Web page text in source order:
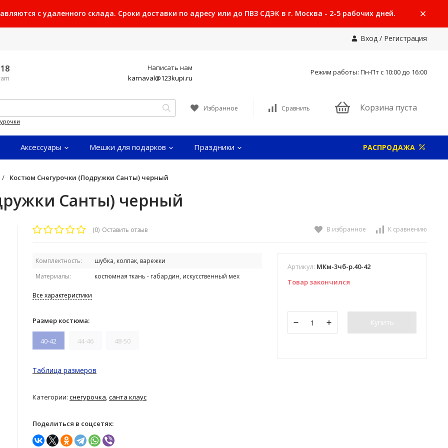
с удаленного склада. Сроки доставки по адресу или до ПВЗ СДЭК в г. Москва - 2-5 рабочих дней.
Вход / Регистрация
Написать нам
karnaval@123kupi.ru
Режим работы: Пн-Пт с 10:00 до 16:00
Избранное Сравнить Корзина пуста
Аксессуары Мешки для подарков Праздники РАСПРОДАЖА
/ Костюм Снегурочки (Подружки Санты) черный
Санты) черный
(0) Оставить отзыв В избранное К сравнению
Комплектность:
шубка, колпак, варежки
Материалы:
костюмная ткань - габардин, искусственный мех
Все характеристики
Размер костюма:
40-42 44-46 48-50
Таблица размеров
Категории: снегурочка,санта клаус
Поделиться в соцсетях:
Артикул: МКм-3чб-р.40-42
Товар закончился
Купить